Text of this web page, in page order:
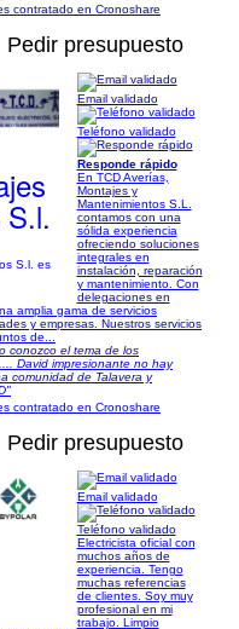
contratado en Cronoshare
Pedir presupuesto
Email validado
Teléfono validado
Responde rápido
En TCD Averías,
Montajes y
Mantenimientos S.L.
contamos con una
sólida experiencia
ofreciendo soluciones
integrales en
instalación, reparación
y mantenimiento. Con
delegaciones en
amplia gama de servicios
y empresas. Nuestros servicios
de...
conozco el tema de los
David impresionante no hay
comunidad de Talavera y
contratado en Cronoshare
Pedir presupuesto
Email validado
Teléfono validado
Electricista oficial con
muchos años de
experiencia. Tengo
muchas referencias
de clientes. Soy muy
profesional en mi
trabajo. Limpio